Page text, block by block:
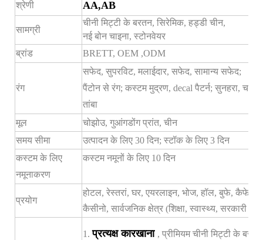
श्रेणी AA,AB
सामग्री
चीनी मिट्टी के बरतन, सिरेमिक, हड्डी चीन,
नई बोन चाइना, स्टोनवेयर
ब्रांड
BRETT, OEM ,ODM
रंग
सफेद, सुपरविट, मलाईदार, सफेद, सामान्य सफेद;
पैंटोन से रंग; कस्टम मुद्रण, decal पैटर्न; सुनहरा, चांदी,
तांबा
मूल
चोझोउ, गुआंगडोंग प्रांत, चीन
समय सीमा
उत्पादन के लिए 30 दिन; स्टॉक के लिए 3 दिन
कस्टम के लिए
नमूनाकरण
कस्टम नमूनों के लिए 10 दिन
प्रयोग
होटल, रेस्तरां, घर, एयरलाइन, भोज, हॉल, बुफे, कैफे,
कैसीनो, सार्वजनिक क्षेत्र (शिक्षा, स्वास्थ्य, सरकारी
1.प्रत्यक्ष कारखाना , प्रीमियम चीनी मिट्टी के